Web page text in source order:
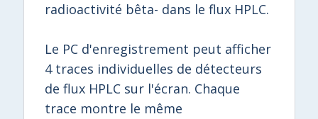
radioactivité bêta- dans le flux HPLC.
Le PC d'enregistrement peut afficher
4 traces individuelles de détecteurs
de flux HPLC sur l'écran. Chaque
trace montre le même